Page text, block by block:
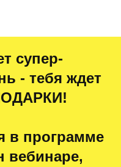
супер-
- тебя ждет
в программе
вебинаре,